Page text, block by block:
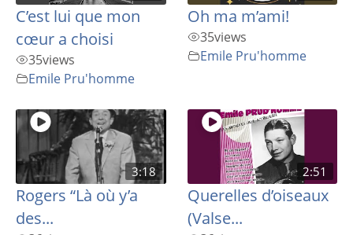
C’est lui que mon
cœur a choisi
35views
Emile Pru'homme
Oh ma m’ami!
35views
Emile Pru'homme
3:18
Rogers “Là où y’a
des...
2:51
Querelles d’oiseaux
(Valse...